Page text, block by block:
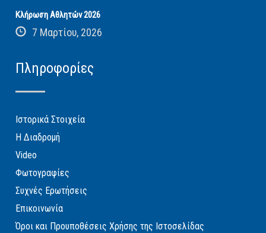
Κλήρωση Αθλητών 2026
7 Μαρτίου, 2026
Πληροφορίες
Ιστορικά Στοιχεία
Η Διαδρομή
Video
Φωτογραφίες
Συχνές Ερωτήσεις
Επικοινωνία
Όροι και Προυποθέσεις Χρήσης της Ιστοσελίδας